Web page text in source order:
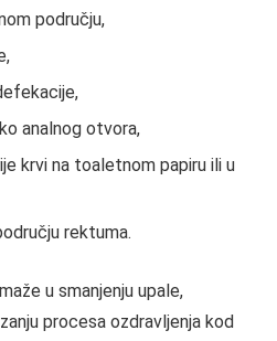
području,
analnog otvora,
krvi na toaletnom papiru ili u
rektuma.
u smanjenju upale,
procesa ozdravljenja kod